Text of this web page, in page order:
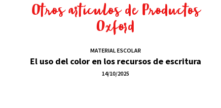
Otros artículos deProductos
Oxford
MATERIAL ESCOLAR
El uso del color en los recursos de escritura
14/10/2025